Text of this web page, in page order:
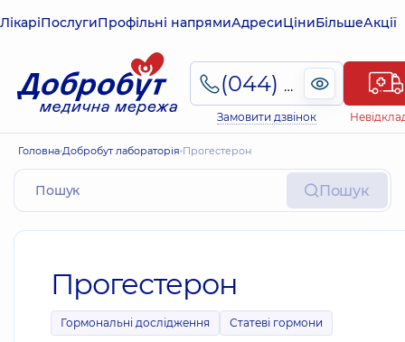
ЛікаріПослугиПрофільні напрямиАдресиЦіниБільшеАкції
(044) 495-2-888
Замовити дзвінок
Головна Добробут лабораторія Прогестерон
Пошук
Прогестерон
Гормональні дослідження Статеві гормони